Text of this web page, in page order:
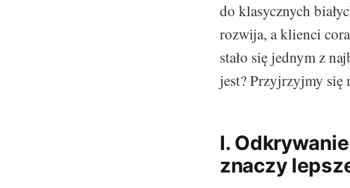
do klasycznych
rozwija, a klienci
stało się jednym z
jest? Przyjrzyjmy się
I.
znaczy